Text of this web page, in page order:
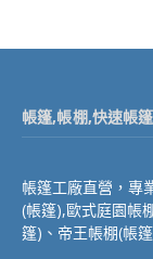
帳篷,帳棚,快速帳
帳篷工廠直營，專
(帳篷),歐式庭園帳
篷)、帝王帳棚(帳篷